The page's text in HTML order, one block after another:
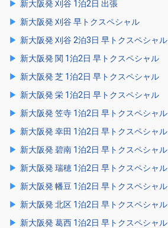
新大阪発 刈谷 1泊2日 出張
新大阪発 刈谷 早トクスペシャル
新大阪発 刈谷 2泊3日 早トクスペシャル
新大阪発 関 1泊2日 早トクスペシャル
新大阪発 芝 1泊2日 早トクスペシャル
新大阪発 栄 1泊2日 早トクスペシャル
新大阪発 笠寺 1泊2日 早トクスペシャル
新大阪発 幸田 1泊2日 早トクスペシャル
新大阪発 碧南 1泊2日 早トクスペシャル
新大阪発 瑞穂 1泊2日 早トクスペシャル
新大阪発 幡豆 1泊2日 早トクスペシャル
新大阪発 北区 1泊2日 早トクスペシャル
新大阪発 葛西 1泊2日 早トクスペシャル